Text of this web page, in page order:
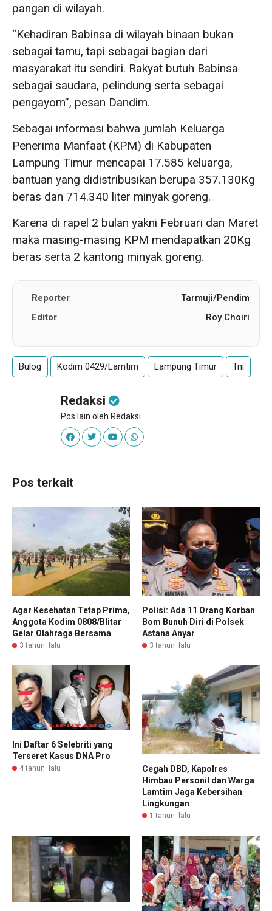
pangan di wilayah.
“Kehadiran Babinsa di wilayah binaan bukan
sebagai tamu, tapi sebagai bagian dari
masyarakat itu sendiri. Rakyat butuh Babinsa
sebagai saudara, pelindung serta sebagai
pengayom”, pesan Dandim.
Sebagai informasi bahwa jumlah Keluarga
Penerima Manfaat (KPM) di Kabupaten
Lampung Timur mencapai 17.585 keluarga,
bantuan yang didistribusikan berupa 357.130Kg
beras dan 714.340 liter minyak goreng.
Karena di rapel 2 bulan yakni Februari dan Maret
maka masing-masing KPM mendapatkan 20Kg
beras serta 2 kantong minyak goreng.
Reporter
Tarmuji/Pendim
Editor
Roy Choiri
Bulog Kodim 0429/Lamtim Lampung Timur Tni
Redaksi
Pos lain oleh Redaksi
Pos terkait
Agar Kesehatan Tetap Prima,
Anggota Kodim 0808/Blitar
Gelar Olahraga Bersama
3 tahun lalu
Polisi: Ada 11 Orang Korban
Bom Bunuh Diri di Polsek
Astana Anyar
3 tahun lalu
Ini Daftar 6 Selebriti yang
Terseret Kasus DNA Pro
4 tahun lalu
Cegah DBD, Kapolres
Himbau Personil dan Warga
Lamtim Jaga Kebersihan
Lingkungan
1 tahun lalu